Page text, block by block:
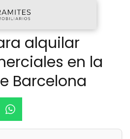
alquilar
en la
Barcelona